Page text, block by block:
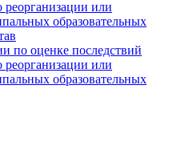
или
образовательных
по оценке последствий
или
образовательных